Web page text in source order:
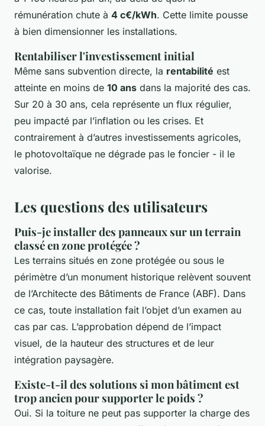
rémunération chute à 4 c€/kWh. Cette limite pousse
à bien dimensionner les installations.
Rentabiliser l'investissement initial
Même sans subvention directe, la rentabilité est
atteinte en moins de 10 ans dans la majorité des cas.
Sur 20 à 30 ans, cela représente un flux régulier,
peu impacté par l’inflation ou les crises. Et
contrairement à d’autres investissements agricoles,
le photovoltaïque ne dégrade pas le foncier - il le
valorise.
Les questions des utilisateurs
Puis-je installer des panneaux sur un terrain
classé en zone protégée ?
Les terrains situés en zone protégée ou sous le
périmètre d’un monument historique relèvent souvent
de l’Architecte des Bâtiments de France (ABF). Dans
ce cas, toute installation fait l’objet d’un examen au
cas par cas. L’approbation dépend de l’impact
visuel, de la hauteur des structures et de leur
intégration paysagère.
Existe-t-il des solutions si mon bâtiment est
trop ancien pour supporter le poids ?
Oui. Si la toiture ne peut pas supporter la charge des